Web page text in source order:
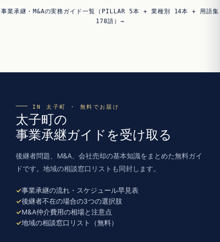
事業承継・M&Aの実務ガイド一覧（PILLAR 5本 + 業種別 14本 + 用語集
178語）→
IN 太子町 · 無料でお届け
太子町の
事業承継ガイドを受け取る
後継者問題、M&A、会社売却の基本知識をまとめた無料ガイ
ドです。地域の相談窓口リストも同封します。
事業承継の流れ・スケジュール早見表
後継者不在の場合の3つの選択肢
M&A仲介費用の相場と注意点
地域の相談窓口リスト（無料）